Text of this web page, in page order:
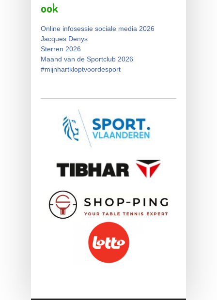
ook
Online infosessie sociale media 2026
Jacques Denys
Sterren 2026
Maand van de Sportclub 2026
#mijnhartkloptvoordesport